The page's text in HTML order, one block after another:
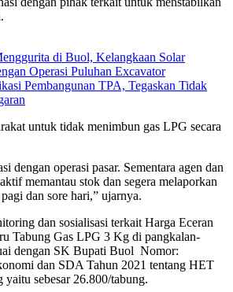
di Buol, Kelangkaan Solar
Operasi Puluhan Excavator
Pembangunan TPA, Tegaskan Tidak
untuk tidak menimbun gas LPG secara
dengan operasi pasar. Sementara agen dan
memantau stok dan segera melaporkan
dan sore hari,” ujarnya.
dan sosialisasi terkait Harga Eceran
Tabung Gas LPG 3 Kg di pangkalan-
dengan SK Bupati Buol Nomor:
dan SDA Tahun 2021 tentang HET
sebesar 26.800/tabung.